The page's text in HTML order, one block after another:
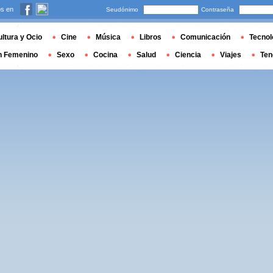
en Seudónimo Contraseña
y Ocio Cine Música Libros Comunicación
Femenino Sexo Cocina Salud Ciencia Viajes